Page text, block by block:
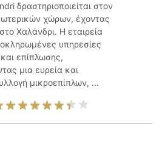
δραστηριοποιείται στον
χώρων, έχοντας
Χαλάνδρι. Η εταιρεία
υπηρεσίες
επίπλωσης,
μια ευρεία και
μικροεπίπλων, ...